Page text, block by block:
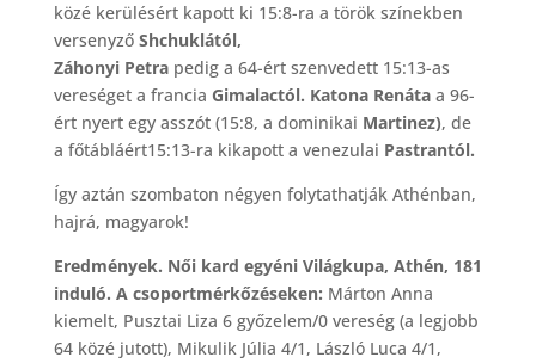
közé kerülésért kapott ki 15:8-ra a török színekben
versenyző Shchuklától,
Záhonyi Petrapedig a 64-ért szenvedett 15:13-as
vereséget a francia Gimalactól. Katona Renátaa 96-
ért nyert egy asszót (15:8, a dominikai Martinez), de
a főtábláért15:13-ra kikapott a venezulai Pastrantól.
Így aztán szombaton négyen folytathatják Athénban,
hajrá, magyarok!
Eredmények. Női kard egyéni Világkupa, Athén, 181
induló. A csoportmérkőzéseken: Márton Anna
kiemelt, Pusztai Liza 6 győzelem/0 vereség (a legjobb
64 közé jutott), Mikulik Júlia 4/1, László Luca 4/1,